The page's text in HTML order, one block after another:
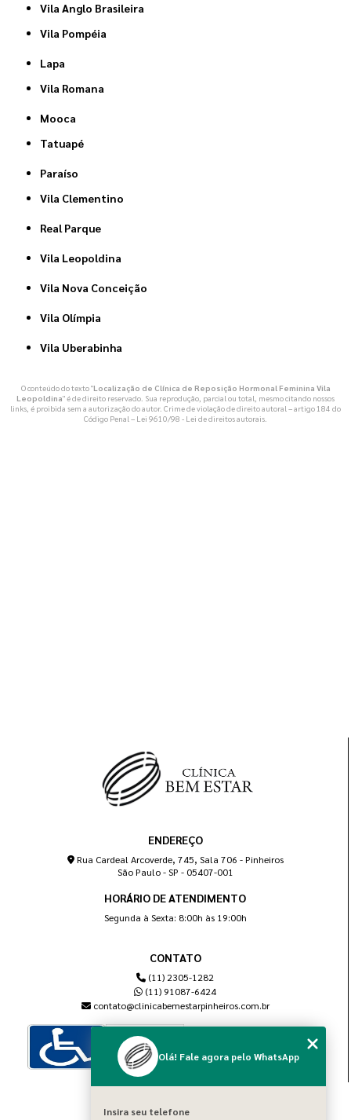
Vila Anglo Brasileira
Vila Pompéia
Lapa
Vila Romana
Mooca
Tatuapé
Paraíso
Vila Clementino
Real Parque
Vila Leopoldina
Vila Nova Conceição
Vila Olímpia
Vila Uberabinha
O conteúdo do texto "Localização de Clínica de Reposição Hormonal Feminina Vila
Leopoldina" é de direito reservado. Sua reprodução, parcial ou total, mesmo citando nossos
links, é proibida sem a autorização do autor. Crime de violação de direito autoral – artigo 184 do
Código Penal – Lei 9610/98 - Lei de direitos autorais
ENDEREÇO
Rua Cardeal Arcoverde, 745, Sala 706 - Pinheiros
São Paulo - SP - 05407-001
HORÁRIO DE ATENDIMENTO
Segunda à Sexta: 8:00h às 19:00h
CONTATO
(11) 2305-1282
(11) 91087-6424
contato@clinicabemestarpinheiros.com.br
Olá! Fale agora pelo WhatsApp
Insira seu telefone